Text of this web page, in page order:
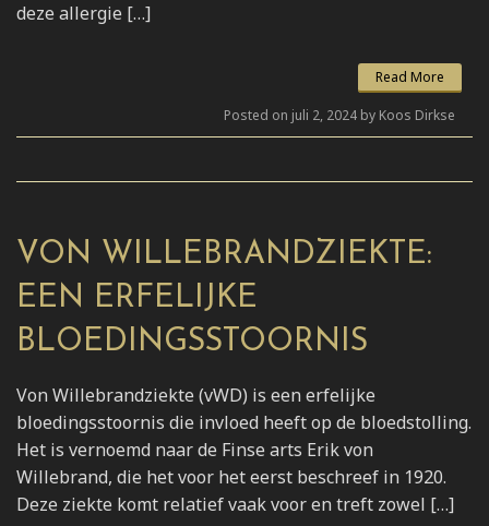
deze allergie […]
Read More
Posted on juli 2, 2024 by Koos Dirkse
VON WILLEBRANDZIEKTE:
EEN ERFELIJKE
BLOEDINGSSTOORNIS
Von Willebrandziekte (vWD) is een erfelijke
bloedingsstoornis die invloed heeft op de bloedstolling.
Het is vernoemd naar de Finse arts Erik von
Willebrand, die het voor het eerst beschreef in 1920.
Deze ziekte komt relatief vaak voor en treft zowel […]